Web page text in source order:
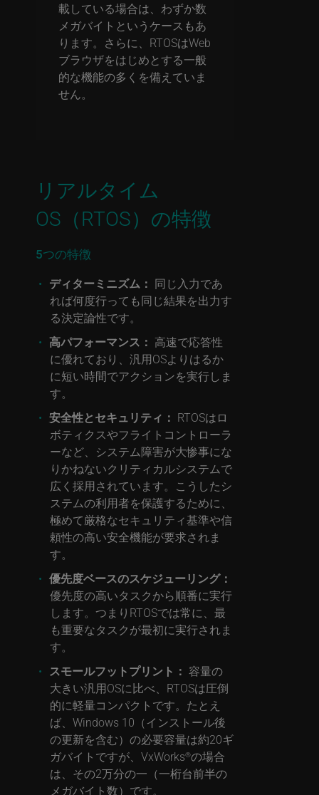
載している場合は、わずか数
メガバイトというケースもあ
ります。さらに、RTOSはWeb
ブラウザをはじめとする一般
的な機能の多くを備えていま
せん。
リアルタイム
OS（RTOS）の特徴
5つの特徴
ディターミニズム： 同じ入力であ
れば何度行っても同じ結果を出力す
る決定論性です。
高パフォーマンス： 高速で応答性
に優れており、汎用OSよりはるか
に短い時間でアクションを実行しま
す。
安全性とセキュリティ： RTOSはロ
ボティクスやフライトコントローラ
ーなど、システム障害が大惨事にな
りかねないクリティカルシステムで
広く採用されています。こうしたシ
ステムの利用者を保護するために、
極めて厳格なセキュリティ基準や信
頼性の高い安全機能が要求されま
す。
優先度ベースのスケジューリング：
優先度の高いタスクから順番に実行
します。つまりRTOSでは常に、最
も重要なタスクが最初に実行されま
す。
スモールフットプリント： 容量の
大きい汎用OSに比べ、RTOSは圧倒
的に軽量コンパクトです。たとえ
ば、Windows 10（インストール後
の更新を含む）の必要容量は約20ギ
ガバイトですが、VxWorks®の場合
は、その2万分の一（一桁台前半の
メガバイト数）です。